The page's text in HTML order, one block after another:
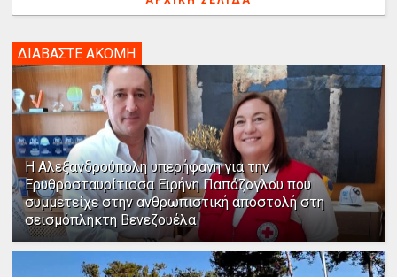
ΔΙΑΒΑΣΤΕ ΑΚΟΜΗ
Η Αλεξανδρούπολη υπερήφανη για την
Ερυθροσταυρίτισσα Ειρήνη Παπάζογλου που
συμμετείχε στην ανθρωπιστική αποστολή στη
σεισμόπληκτη Βενεζουέλα